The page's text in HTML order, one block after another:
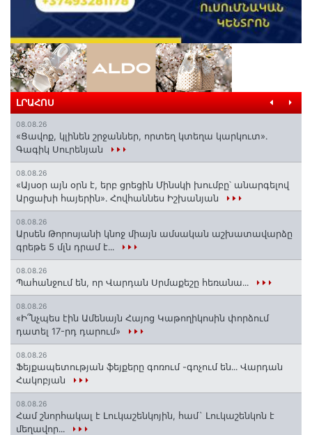
ԼՐԱՀՈՍ
08.08.26
«Ցավոք, կլինեն շրջաններ, որտեղ կտեղա կարկուտ»․
Գագիկ Սուրենյան
08.08.26
«Այսօր այն օրն է, երբ ցրեցին Մինսկի խումբը՝ անարգելով
Արցախի հայերին»․ Հովհաննես Իշխանյան
08.08.26
Արսեն Թորոսյանի կնոջ միայն ամսական աշխատավարձը
գրեթե 5 մլն դրամ է․․․
08.08.26
Պահանջում են, որ Վարդան Սրմաքեշը հեռանա․․․
08.08.26
«Ի՞նչպես էին Ամենայն Հայոց Կաթողիկոսին փորձում
դատել 17-րդ դարում»
08.08.26
Ֆեյքապետության ֆեյքերը գոռում -գոչում են․․․ Վարդան
Հակոբյան
08.08.26
Համ շնորհակալ է Լուկաշենկոյին, համ` Լուկաշենկոն է
մեղավոր․․․